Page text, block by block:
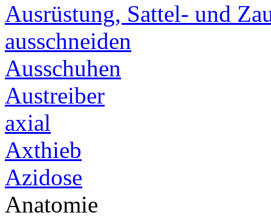
Ausrüstung, Sattel- und
ausschneiden
Ausschuhen
Austreiber
axial
Axthieb
Azidose
Anatomie